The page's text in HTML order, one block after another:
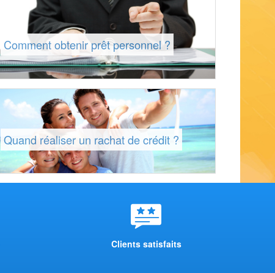
Comment obtenir prêt personnel ?
Quand réaliser un rachat de crédit ?
Clients satisfaits